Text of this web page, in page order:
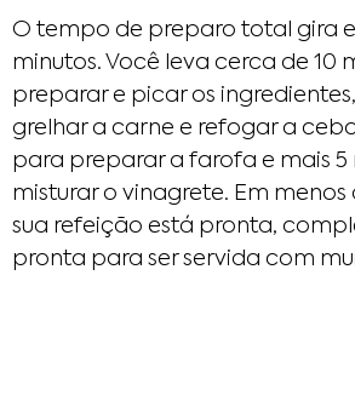
O tempo de preparo total gira
minutos. Você leva cerca de 10
preparar e picar os
grelhar a carne e refogar a
para preparar a farofa e mais 5
misturar o vinagrete. Em menos
sua refeição está pronta,
pronta para ser servida com